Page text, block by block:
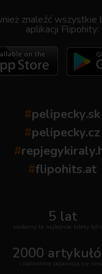
znaleźć wszystkie
aplikacji Flipohity:
#pelipecky.sk
#pelipecky.cz
#
#flipohits.at
5 lat
szukamy te najlepsze bilety
2000
i codziennie pojawiają się